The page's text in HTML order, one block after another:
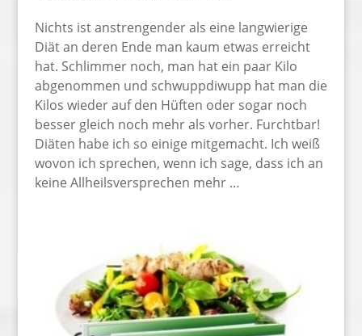
Nichts ist anstrengender als eine langwierige
Diät an deren Ende man kaum etwas erreicht
hat. Schlimmer noch, man hat ein paar Kilo
abgenommen und schwuppdiwupp hat man die
Kilos wieder auf den Hüften oder sogar noch
besser gleich noch mehr als vorher. Furchtbar!
Diäten habe ich so einige mitgemacht. Ich weiß
wovon ich sprechen, wenn ich sage, dass ich an
keine Allheilsversprechen mehr …